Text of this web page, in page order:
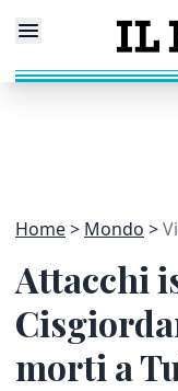
Home Mondo
Attacchi
morti a